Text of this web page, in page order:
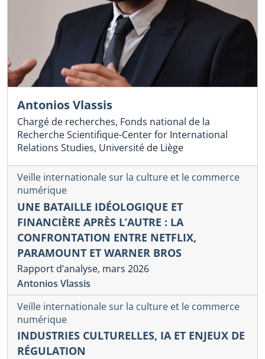
Antonios Vlassis
Chargé de recherches, Fonds national de la
Recherche Scientifique-Center for International
Relations Studies, Université de Liège
Veille internationale sur la culture et le commerce
numérique
UNE BATAILLE IDÉOLOGIQUE ET
FINANCIÈRE APRÈS L’AUTRE : LA
CONFRONTATION ENTRE NETFLIX,
PARAMOUNT ET WARNER BROS
Rapport d’analyse, mars 2026
Antonios Vlassis
Veille internationale sur la culture et le commerce
numérique
INDUSTRIES CULTURELLES, IA ET ENJEUX DE
RÉGULATION